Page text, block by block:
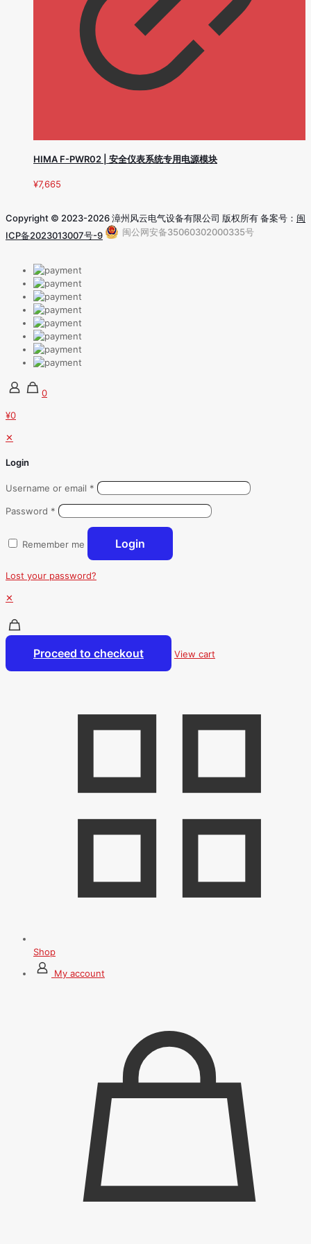
HIMA F-PWR02 | 安全仪表系统专用电源模块
¥7,665
Copyright © 2023-2026 漳州风云电气设备有限公司 版权所有 备案号： 闽
ICP备2023013007号-9
闽公网安备35060302000335号
0
¥0
✕
Login
Username or email *
Password *
Remember me Login
Lost your password?
✕
Proceed to checkout View cart
Shop
My account